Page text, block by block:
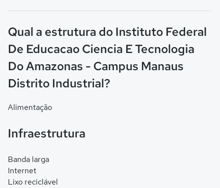
Qual a estrutura do Instituto Federal
De Educacao Ciencia E Tecnologia
Do Amazonas - Campus Manaus
Distrito Industrial?
Alimentação
Infraestrutura
Banda larga
Internet
Lixo reciclável